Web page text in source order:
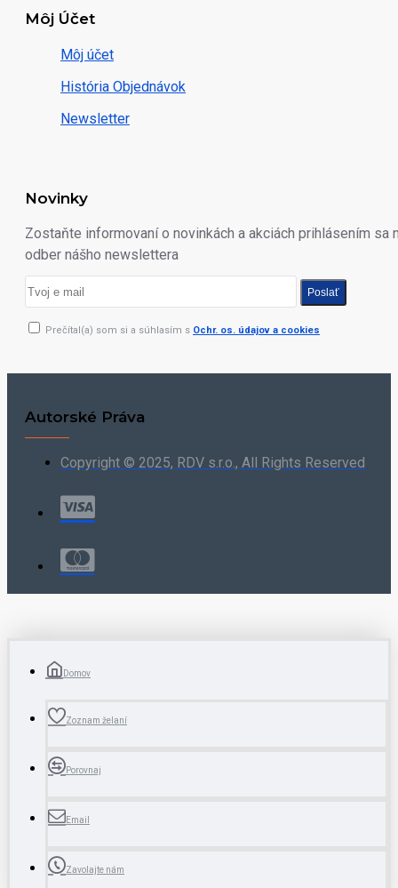
Môj Účet
Môj účet
História Objednávok
Newsletter
Novinky
Zostaňte informovaní o novinkách a akciách prihlásením sa
odber nášho newslettera
Poslať
Prečítal(a) som si a súhlasím s Ochr. os. údajov a cookies
Autorské Práva
Copyright © 2025, RDV s.r.o., All Rights Reserved
Domov
Zoznam želaní
Porovnaj
Email
Zavolajte nám